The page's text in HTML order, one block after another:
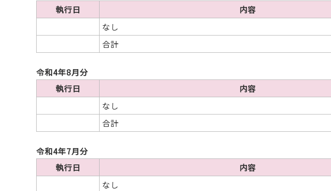
執行日
内容
なし
合計
令和4年8月分
執行日
内容
なし
合計
令和4年7月分
執行日
内容
なし